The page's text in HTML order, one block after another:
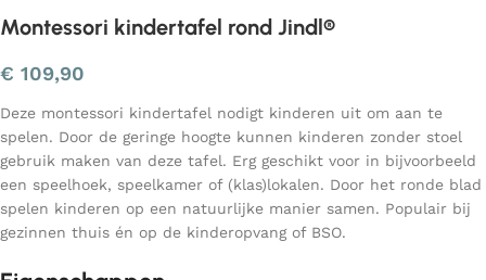
Montessori kindertafel rond Jindl®
€ 109,90
Deze montessori kindertafel nodigt kinderen uit om aan te
spelen. Door de geringe hoogte kunnen kinderen zonder stoel
gebruik maken van deze tafel. Erg geschikt voor in bijvoorbeeld
een speelhoek, speelkamer of (klas)lokalen. Door het ronde blad
spelen kinderen op een natuurlijke manier samen. Populair bij
gezinnen thuis én op de kinderopvang of BSO.